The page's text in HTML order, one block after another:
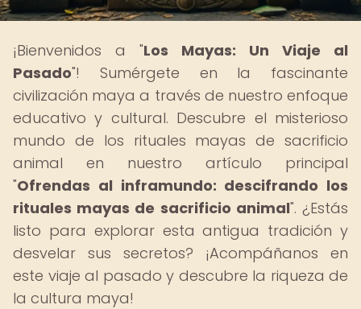
¡Bienvenidos a "Los Mayas: Un Viaje al
Pasado"! Sumérgete en la fascinante
civilización maya a través de nuestro enfoque
educativo y cultural. Descubre el misterioso
mundo de los rituales mayas de sacrificio
animal en nuestro artículo principal
"Ofrendas al inframundo: descifrando los
rituales mayas de sacrificio animal". ¿Estás
listo para explorar esta antigua tradición y
desvelar sus secretos? ¡Acompáñanos en
este viaje al pasado y descubre la riqueza de
la cultura maya!